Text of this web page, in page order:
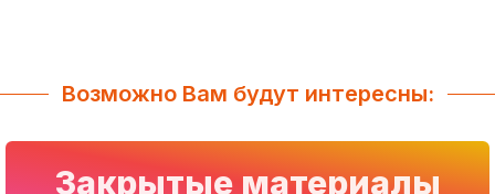
Возможно Вам будут интересны:
Закрытые материалы